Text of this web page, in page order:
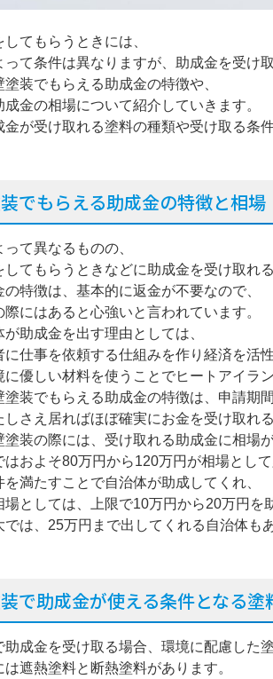
てもらうときには、
って条件は異なりますが、助成金を受け
塗装でもらえる助成金の特徴や、
成金の相場について紹介していきます。
金が受け取れる塗料の種類や受け取る条
でもらえる助成金の特徴と相場
て異なるものの、
してもらうときなどに助成金を受け取れ
の特徴は、基本的に返金が不要なので、
にはあると心強いと言われています。
が助成金を出す理由としては、
に仕事を依頼する仕組みを作り経済を活
に優しい材料を使うことでヒートアイラ
塗装でもらえる助成金の特徴は、申請期
しさえ居ればほぼ確実にお金を受け取れ
塗装の際には、受け取れる助成金に相場が
はおよそ80万円から120万円が相場として
を満たすことで自治体が助成してくれ、
場としては、上限で10万円から20万円を
では、25万円まで出してくれる自治体も
で助成金が使える条件となる塗
助成金を受け取る場合、環境に配慮した
は遮熱塗料と断熱塗料があります。